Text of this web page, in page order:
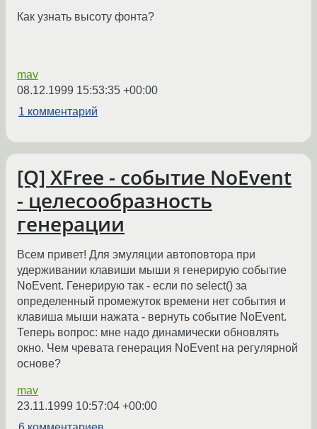
Как узнать высоту фонта?
mav
08.12.1999 15:53:35 +00:00
1 комментарий
[Q] XFree - событие NoEvent
- целесообразность
генерации
Всем привет! Для эмуляции автоповтора при
удерживании клавиши мыши я генерирую событие
NoEvent. Генерирую так - если по select() за
определенный промежуток времени нет события и
клавиша мыши нажата - вернуть событие NoEvent.
Теперь вопрос: мне надо динамически обновлять
окно. Чем чревата генерация NoEvent на регулярной
основе?
mav
23.11.1999 10:57:04 +00:00